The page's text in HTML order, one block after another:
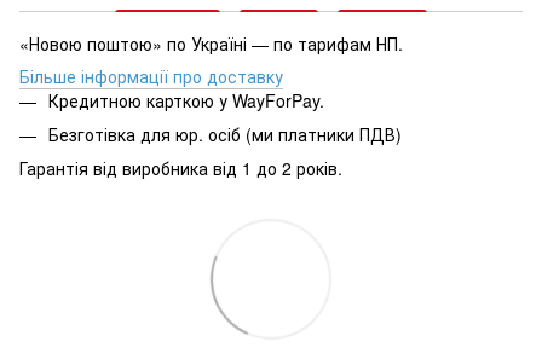
«Новою поштою» по Україні — по тарифам НП.
Більше інформації про доставку
Кредитною карткою у WayForPay.
Безготівка для юр. осіб (ми платники ПДВ)
Гарантія від виробника від 1 до 2 років.